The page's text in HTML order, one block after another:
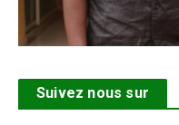
Suivez nous sur